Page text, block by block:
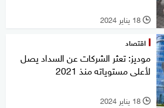
l 18 يناير 2024
اقتصاد
موديز: تعثر الشركات عن السداد يصل
لأعلى مستوياته منذ 2021
l 18 يناير 2024